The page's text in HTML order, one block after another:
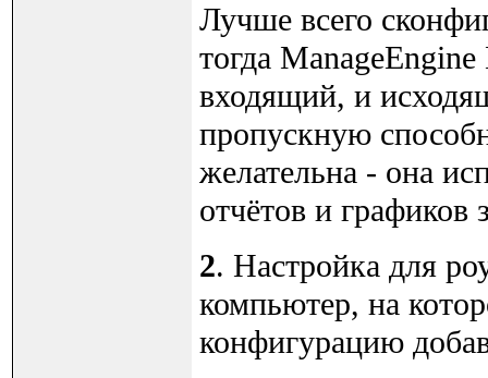
Лучше всего
тогда
входящий, и
пропускную
желательна - она
отчётов и графиков
2. Настройка для
компьютер, на
конфигурацию